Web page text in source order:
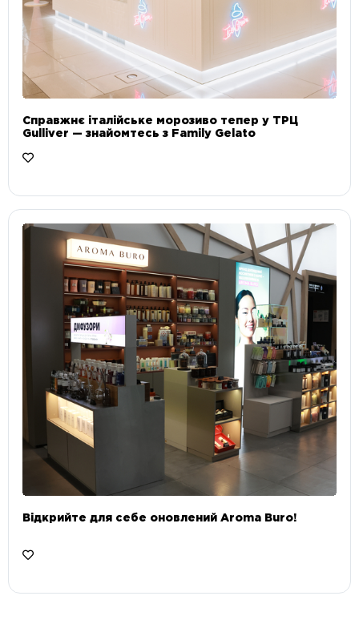
Справжнє італійське морозиво тепер у ТРЦ
Gulliver — знайомтесь з Family Gelato
Відкрийте для себе оновлений Aroma Buro! ⠀